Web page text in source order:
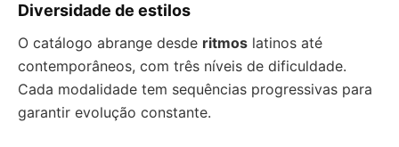
Diversidade de estilos
O catálogo abrange desde ritmos latinos até
contemporâneos, com três níveis de dificuldade.
Cada modalidade tem sequências progressivas para
garantir evolução constante.